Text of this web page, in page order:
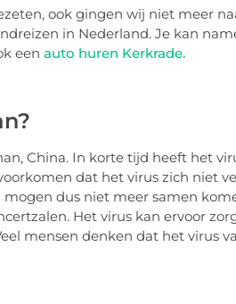
ook gingen wij niet meer
in Nederland. Je kan
een auto huren Kerkrade.
China. In korte tijd heeft het
dat het virus zich niet
dus niet meer samen
Het virus kan ervoor
mensen denken dat het virus